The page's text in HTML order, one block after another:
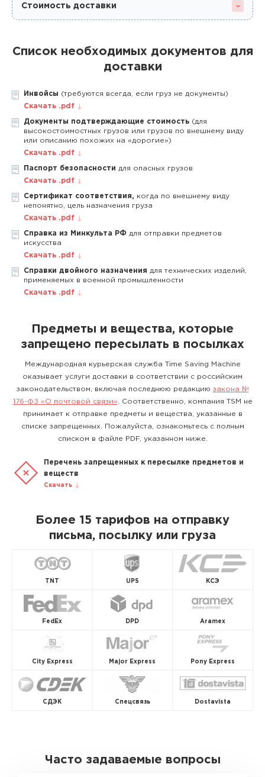
Стоимость доставки
Список необходимых документов для
доставки
Инвойсы (требуются всегда, если груз не документы)
Скачать .pdf
Документы подтверждающие стоимость (для
высокостоимостных грузов или грузов по внешнему виду
или описанию похожих на «дорогие»)
Скачать .pdf
Паспорт безопасности для опасных грузов
Скачать .pdf
Сертификат соответствия, когда по внешнему виду
непонятно, цель назначения груза
Скачать .pdf
Справка из Минкульта РФ для отправки предметов
искусства
Скачать .pdf
Справки двойного назначения для технических изделий,
применяемых в военной промышленности
Скачать .pdf
Предметы и вещества, которые
запрещено пересылать в посылках
Международная курьерская служба Time Saving Machine
оказывает услуги доставки в соответствии с российским
законодательством, включая последнюю редакцию закона №
176-ФЗ «О почтовой связи» . Соответственно, компания TSM не
принимает к отправке предметы и вещества, указанные в
списке запрещенных. Пожалуйста, ознакомьтесь с полным
списком в файле PDF, указанном ниже.
Перечень запрещенных к пересылке предметов и
веществ
Скачать
Более 15 тарифов на отправку
письма, посылку или груза
TNT UPS КСЭ
FedEx DPD Aramex
City Express Major Express Pony Express
СДЭК Спецсвязь Dostavista
Часто задаваемые вопросы